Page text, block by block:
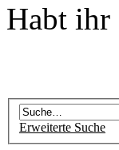
Habt ihr
Erweiterte Suche